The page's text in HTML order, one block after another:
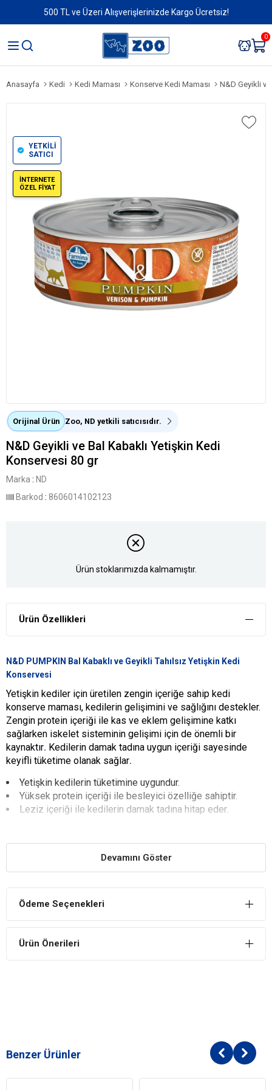
500 TL ve Üzeri Alışverişlerinizde Kargo Ücretsiz!
0
Anasayfa Kedi Kedi Maması Konserve Kedi Maması N&D Geyikli
YETKİLİ
SATICI
İNTERNETE
ÖZEL FİYAT
Orijinal Ürün Zoo, ND yetkili satıcısıdır.
N&D Geyikli ve Bal Kabaklı Yetişkin Kedi
Konservesi 80 gr
Marka : ND
Barkod : 8606014102123
Ürün stoklarımızda kalmamıştır.
Ürün Özellikleri
N&D PUMPKIN Bal Kabaklı ve Geyikli Tahılsız Yetişkin Kedi
Konservesi
Yetişkin kediler için üretilen zengin içeriğe sahip kedi
konserve maması, kedilerin gelişimini ve sağlığını destekler.
Zengin protein içeriği ile kas ve eklem gelişimine katkı
sağlarken iskelet sisteminin gelişimi için de önemli bir
kaynaktır. Kedilerin damak tadına uygun içeriği sayesinde
keyifli tüketime olanak sağlar.
Yetişkin kedilerin tüketimine uygundur.
Yüksek protein içeriği ile besleyici özelliğe sahiptir.
Leziz içeriği ile kedilerin damak tadına hitap eder.
Kas, iskelet ve eklem sistemlerinin sağlığını desteklerken
Bağışıklığa Yardımcı
Geyik Eti (%35)
Tavuk
Ringa Balığı
Devamını Göster
Ödeme Seçenekleri
Ürün Önerileri
Benzer Ürünler